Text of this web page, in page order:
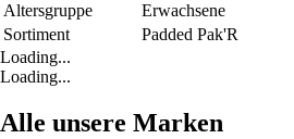
Altersgruppe
Erwachsene
Sortiment
Padded Pak'R
Loading...
Loading...
Alle unsere Marken